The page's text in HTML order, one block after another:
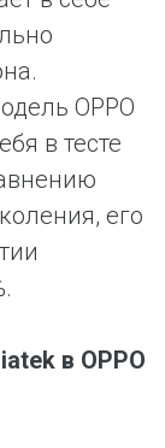
OPPO
в тесте
его
в OPPO